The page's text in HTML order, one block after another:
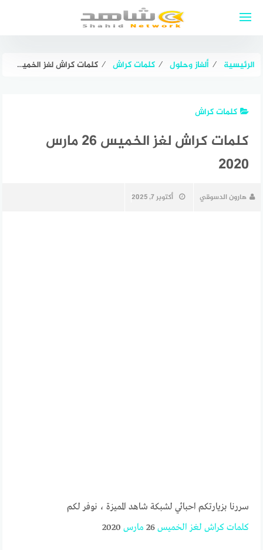
الرئيسية ⁄ ألغاز وحلول ⁄ كلمات كراش ⁄ كلمات كراش لغز الخميس 26 مارس 2020
كلمات كراش
كلمات كراش لغز الخميس 26 مارس
2020
هارون الدسوقي أكتوبر 7, 2025
سررنا بزيارتكم احبائي لشبكة شاهد المميزة ، نوفر لكم
كلمات كراش لغز الخميس 26 مارس